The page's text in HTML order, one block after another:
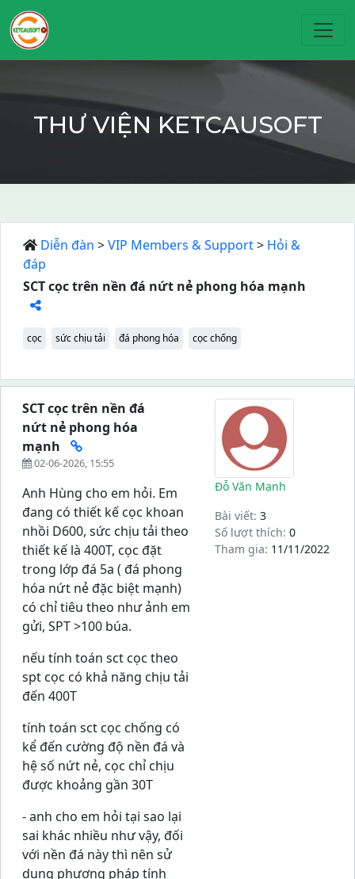
THƯ VIỆN KETCAUSOFT
Diễn đàn >VIP Members & Support> Hỏi &
đáp
SCT cọc trên nền đá nứt nẻ phong hóa mạnh
cọc sức chịu tải đá phong hóa cọc chống
SCT cọc trên nền đá
nứt nẻ phong hóa
mạnh
02-06-2026, 15:55
Anh Hùng cho em hỏi. Em
đang có thiết kế cọc khoan
nhồi D600, sức chịu tải theo
thiết kế là 400T, cọc đặt
trong lớp đá 5a ( đá phong
hóa nứt nẻ đặc biệt mạnh)
có chỉ tiêu theo như ảnh em
gửi, SPT >100 búa.
nếu tính toán sct cọc theo
spt cọc có khả năng chịu tải
đến 400T
tính toán sct cọc chống có
kể đến cường độ nền đá và
hệ số nứt nẻ, cọc chỉ chịu
được khoảng gần 30T
- anh cho em hỏi tại sao lại
sai khác nhiều như vậy, đối
với nền đá này thì nên sử
dụng phương pháp tính
Đỗ Văn Mạnh
Bài viết: 3
Số lượt thích: 0
Tham gia: 11/11/2022